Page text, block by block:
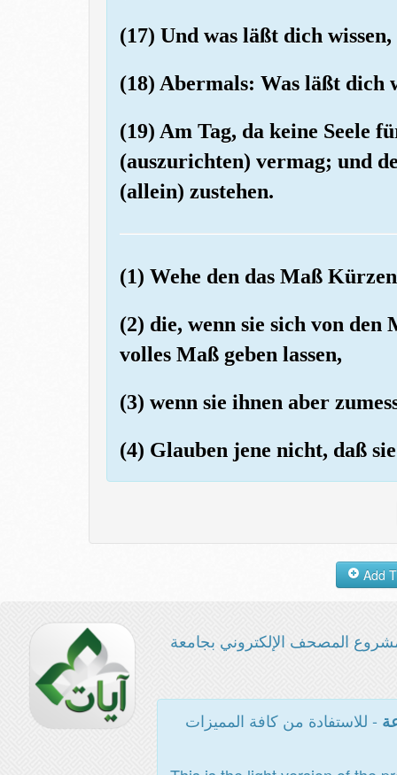
(17) Und was läßt dich
(18) Abermals: Was läßt dich
(19) Am Tag, da keine Seele
(auszurichten) vermag; und
(allein) zustehen.
(1) Wehe den das Maß
(2) die, wenn sie sich von den
volles Maß geben lassen,
(3) wenn sie ihnen aber
(4) Glauben jene nicht, daß
المصحف الإلكتروني بجامعة
- للاستفادة من كافة المميزات